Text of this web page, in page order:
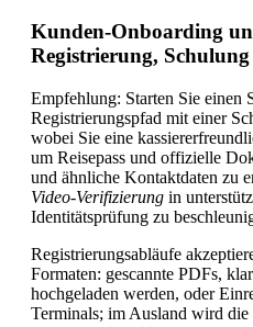
Kunden-Onboarding
Registrierung,
Empfehlung: Starten Sie einen
Registrierungspfad mit einer
wobei Sie eine
um Reisepass und offizielle
und ähnliche Kontaktdaten zu
Video-Verifizierung in
Identitätsprüfung zu
Registrierungsabläufe
Formaten: gescannte PDFs,
hochgeladen werden, oder
Terminals; im Ausland wird